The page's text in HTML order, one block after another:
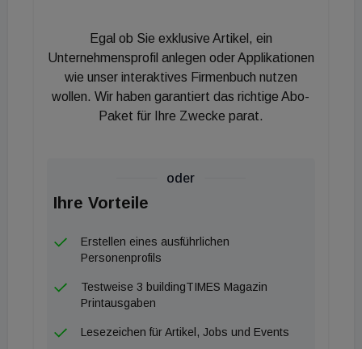
Mix aus attraktiven unbürokratischen Förderungen,
flankierende Maßnahmen im steuerlichen Bereich
und viel mehr Information. Dazu haben wir mit dem
Zukunftsforum SHL bereits Konzepte vorgelegt. In
Umstieg zu modernen Heizsystemen.“
Energieformen liegen Wärmepumpen mit 41 %
Solarthermie mit 29 %, noch vor Pellets (15 %) und
hier Hackschnitzel (7 %), Biomasse und
Egal ob Sie exklusive Artikel, ein
Unternehmensprofil anlegen oder Applikationen
wie unser interaktives Firmenbuch nutzen
wollen. Wir haben garantiert das richtige Abo-
Paket für Ihre Zwecke parat.
oder
Ihre Vorteile
Erstellen eines ausführlichen
Personenprofils
Testweise 3 buildingTIMES Magazin
Printausgaben
Lesezeichen für Artikel, Jobs und Events